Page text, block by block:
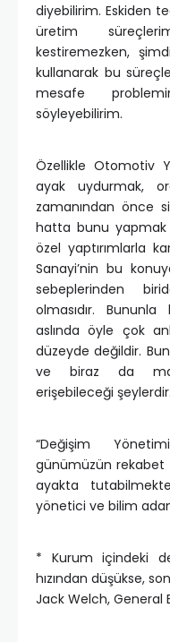
diyebilirim. Eskiden
üretim
kestiremezken,
kullanarak bu
mesafe
söyleyebilirim.
Özellikle Otomotiv
ayak uydurmak,
zamanından önce
hatta bunu yapmak
özel yaptırımlarla
Sanayi’nin bu
sebeplerinden
olmasıdır. Bununla
aslında öyle çok
düzeyde değildir.
ve biraz da
erişebileceği şeylerdir.
“Değişim
günümüzün rekabet
ayakta
yönetici ve bilim
* Kurum içindeki
hızından düşükse,
Jack Welch, General